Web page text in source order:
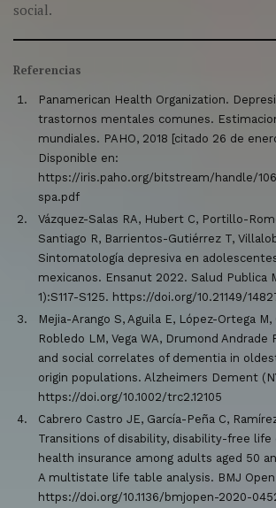
social.
Referencias
Panamerican Health Organization.
trastornos mentales comunes.
mundiales. PAHO, 2018 [citado 26 de
Disponible en:
https://iris.paho.org/bitstream/handle/
spa.pdf
Vázquez-Salas RA, Hubert C, Portillo-
Santiago R, Barrientos-Gutiérrez T,
Sintomatología depresiva en
mexicanos. Ensanut 2022. Salud Publica
1):S117-S125. https://doi.org/10.21149/
Mejia-Arango S, Aguila E, López-Ortega
Robledo LM, Vega WA, Drumond Andrade
and social correlates of dementia in
origin populations. Alzheimers Dement
https://doi.org/10.1002/trc2.12105
Cabrero Castro JE, García-Peña C,
Transitions of disability, disability-free life
health insurance among adults aged 50
A multistate life table analysis. BMJ Open.
https://doi.org/10.1136/bmjopen-2020-